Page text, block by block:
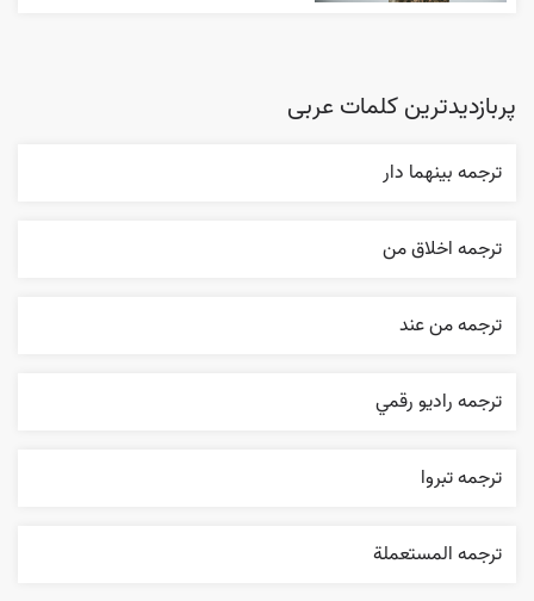
پربازدیدترین کلمات عربی
ترجمه بينهما دار
ترجمه اخلاق من
ترجمه من عند
ترجمه راديو رقمي
ترجمه تبروا
ترجمه المستعملة